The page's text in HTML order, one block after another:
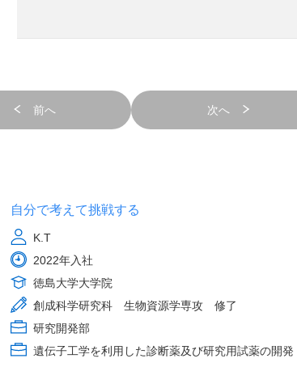
前へ 次へ
自分で考えて挑戦する
K.T
2022年入社
徳島大学大学院
創成科学研究科 生物資源学専攻 修了
研究開発部
遺伝子工学を利用した診断薬及び研究用試薬の開発